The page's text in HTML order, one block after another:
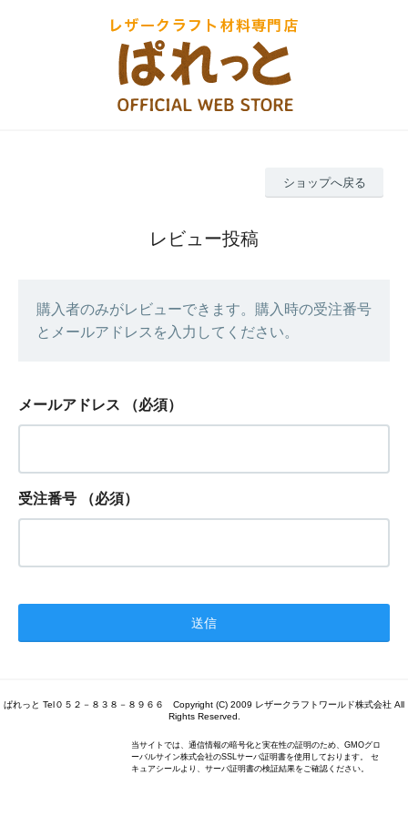
ショップへ戻る
レビュー投稿
購入者のみがレビューできます。購入時の受注番号
とメールアドレスを入力してください。
メールアドレス （必須）
受注番号 （必須）
ぱれっと Tel０５２－８３８－８９６６ Copyright (C) 2009 レザークラフトワールド株式会社 All
Rights Reserved.
当サイトでは、通信情報の暗号化と実在性の証明のため、GMOグロ
ーバルサイン株式会社のSSLサーバ証明書を使用しております。 セ
キュアシールより、サーバ証明書の検証結果をご確認ください。